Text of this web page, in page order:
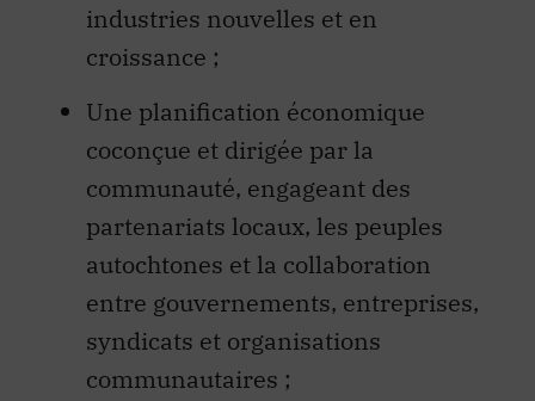
industries nouvelles et en
croissance ;
Une planification économique
coconçue et dirigée par la
communauté, engageant des
partenariats locaux, les peuples
autochtones et la collaboration
entre gouvernements, entreprises,
syndicats et organisations
communautaires ;